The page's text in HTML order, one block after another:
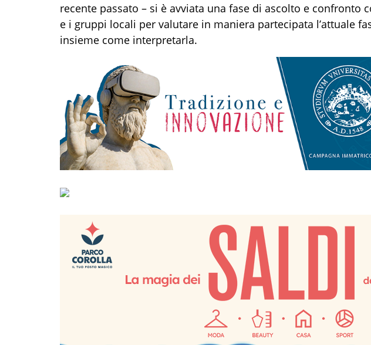
recente passato – si è avviata una fase di ascolto e confronto
e i gruppi locali per valutare in maniera partecipata l’attuale
insieme come interpretarla.